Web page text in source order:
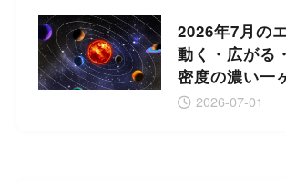
2026年7月の
動く・広がる
密度の濃い一
2026-07-01